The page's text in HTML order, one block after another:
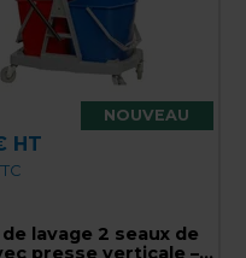
NOUVEAU
HT
lavage 2 seaux de
presse verticale –